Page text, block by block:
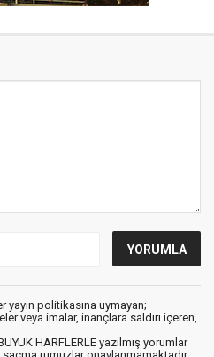
yayın politikasına uymayan;
veya imalar, inançlara saldırı içeren,
HARFLERLE yazılmış yorumlar